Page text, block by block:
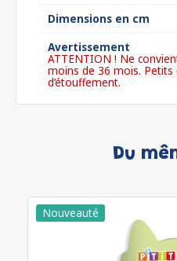
Dimensions en cm
Avertissement
ATTENTION ! Ne
moins de 36 mois.
d’étouffement.
Du